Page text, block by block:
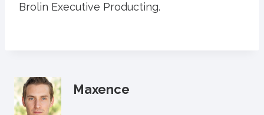
Brolin Executive Producting.
Maxence